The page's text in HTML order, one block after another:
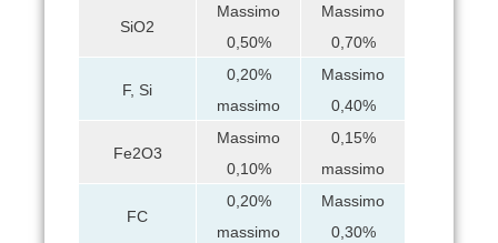
SiO2
Massimo
0,50%
Massimo
0,70%
F, Si
0,20%
massimo
Massimo
0,40%
Fe2O3
Massimo
0,10%
0,15%
massimo
FC
0,20%
massimo
Massimo
0,30%